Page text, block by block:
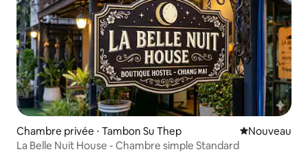
Chambre privée ⋅ Tambon Su Thep Nouvel
Nouveau
La Belle Nuit House - Chambre simple Standard